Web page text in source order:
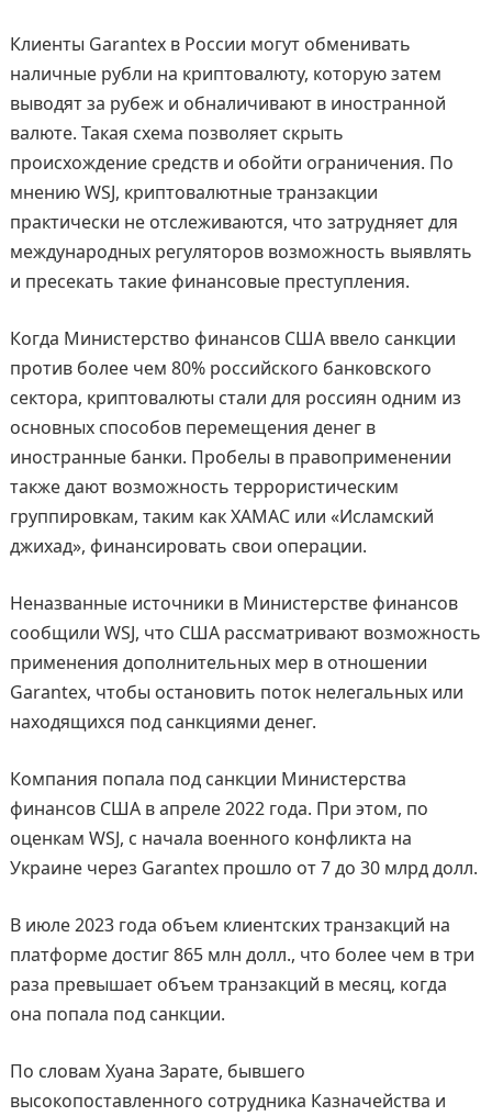
Клиенты Garantex в России могут обменивать
наличные рубли на криптовалюту, которую затем
выводят за рубеж и обналичивают в иностранной
валюте. Такая схема позволяет скрыть
происхождение средств и обойти ограничения. По
мнению WSJ, криптовалютные транзакции
практически не отслеживаются, что затрудняет для
международных регуляторов возможность выявлять
и пресекать такие финансовые преступления.
Когда Министерство финансов США ввело санкции
против более чем 80% российского банковского
сектора, криптовалюты стали для россиян одним из
основных способов перемещения денег в
иностранные банки. Пробелы в правоприменении
также дают возможность террористическим
группировкам, таким как ХАМАС или «Исламский
джихад», финансировать свои операции.
Неназванные источники в Министерстве финансов
сообщили WSJ, что США рассматривают возможность
применения дополнительных мер в отношении
Garantex, чтобы остановить поток нелегальных или
находящихся под санкциями денег.
Компания попала под санкции Министерства
финансов США в апреле 2022 года. При этом, по
оценкам WSJ, с начала военного конфликта на
Украине через Garantex прошло от 7 до 30 млрд долл.
В июле 2023 года объем клиентских транзакций на
платформе достиг 865 млн долл., что более чем в три
раза превышает объем транзакций в месяц, когда
она попала под санкции.
По словам Хуана Зарате, бывшего
высокопоставленного сотрудника Казначейства и